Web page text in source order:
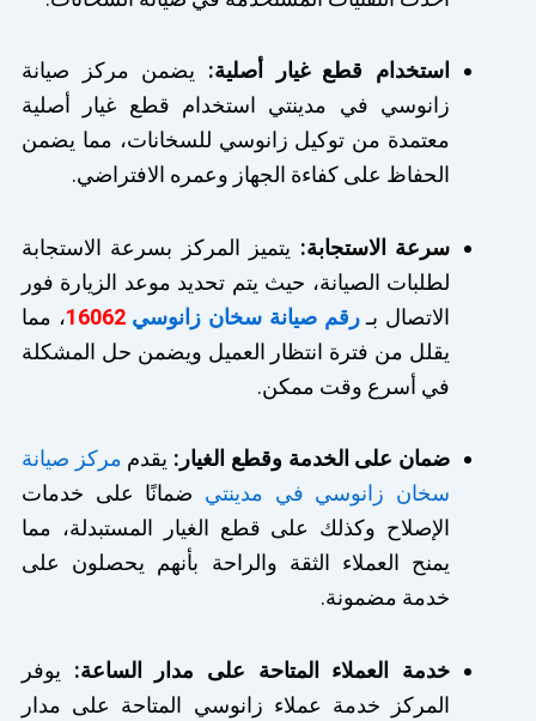
استخدام قطع غيار أصلية: يضمن مركز صيانة
زانوسي في مدينتي استخدام قطع غيار أصلية
معتمدة من توكيل زانوسي للسخانات، مما يضمن
الحفاظ على كفاءة الجهاز وعمره الافتراضي.
سرعة الاستجابة: يتميز المركز بسرعة الاستجابة
لطلبات الصيانة، حيث يتم تحديد موعد الزيارة فور
الاتصال بـرقم صيانة سخان زانوسي 16062
، مما
يقلل من فترة انتظار العميل ويضمن حل المشكلة
في أسرع وقت ممكن.
ضمان على الخدمة وقطع الغيار: يقدم مركز صيانة
سخان زانوسي في مدينتي ضمانًا على خدمات
الإصلاح وكذلك على قطع الغيار المستبدلة، مما
يمنح العملاء الثقة والراحة بأنهم يحصلون على
خدمة مضمونة.
خدمة العملاء المتاحة على مدار الساعة: يوفر
المركز خدمة عملاء زانوسي المتاحة على مدار